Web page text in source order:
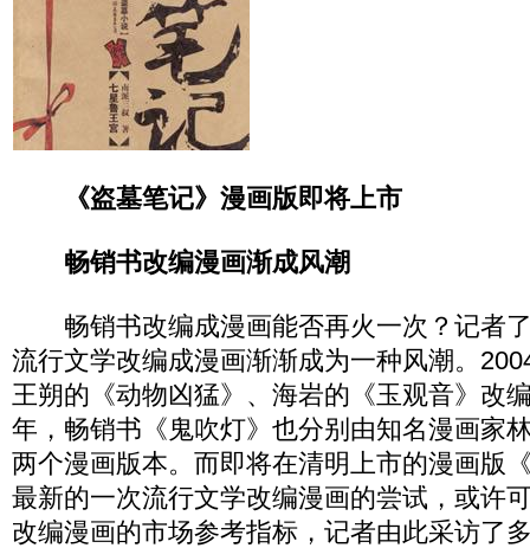
《盗墓笔记》漫画版即将上市
畅销书改编漫画渐成风潮
畅销书改编成漫画能否再火一次？记者
流行文学改编成漫画渐渐成为一种风潮。
王朔的《动物凶猛》、海岩的《玉观音》改
年，畅销书《鬼吹灯》也分别由知名漫画家
两个漫画版本。而即将在清明上市的漫画版
最新的一次流行文学改编漫画的尝试，或许
改编漫画的市场参考指标，记者由此采访了